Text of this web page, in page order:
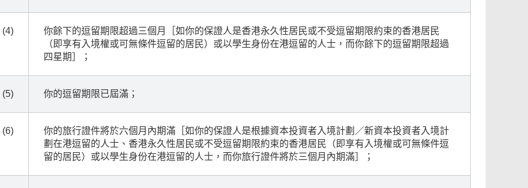
(4)
你餘下的逗留期限超過三個月［如你的保證人是香港永久性居民或不受逗留期限約束的香港居民
（即享有入境權或可無條件逗留的居民）或以學生身份在港逗留的人士，而你餘下的逗留期限超過
四星期］；
(5) 你的逗留期限已屆滿；
(6)
你的旅行證件將於六個月內期滿［如你的保證人是根據資本投資者入境計劃／新資本投資者入境計
劃在港逗留的人士、香港永久性居民或不受逗留期限約束的香港居民（即享有入境權或可無條件逗
留的居民）或以學生身份在港逗留的人士，而你旅行證件將於三個月內期滿］；